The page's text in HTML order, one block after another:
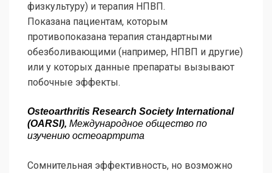
физкультуру) и терапия НПВП.
Показана пациентам, которым
противопоказана терапия стандартными
обезболивающими (например, НПВП и другие)
или у которых данные препараты вызывают
побочные эффекты.
Osteoarthritis Research Society International
(OARSI), Международное общество по
изучению остеоартрита
Сомнительная эффективность, но возможно